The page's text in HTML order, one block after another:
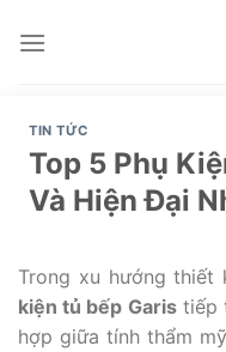
TIN TỨC
Top 5 Phụ
Và Hiện Đại
Trong xu hướng thiết
kiện tủ bếp Garistiếp
hợp giữa tính thẩm